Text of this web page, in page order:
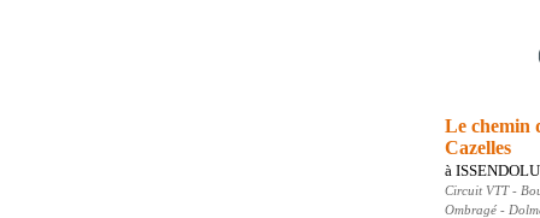
Le chemin
Cazelles
à
Circuit VTT-
Ombragé -